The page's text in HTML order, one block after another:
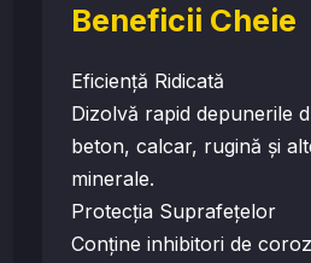
Beneficii Cheie
Eficiență Ridicată
Dizolvă rapid depunerile
beton, calcar, rugină și
minerale.
Protecția Suprafețelor
Conține inhibitori de